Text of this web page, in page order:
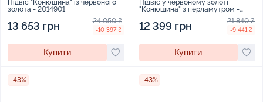
Підвіс "Конюшина" із червоного
золота - 2014901
13 653 грн 24 050 ₴
-10 397 ₴
Купити
Підвіс у червоному золоті
"Конюшина" з перламутром -
12 399 грн 21 840 ₴
-9 441 ₴
Купити
-43% -43%